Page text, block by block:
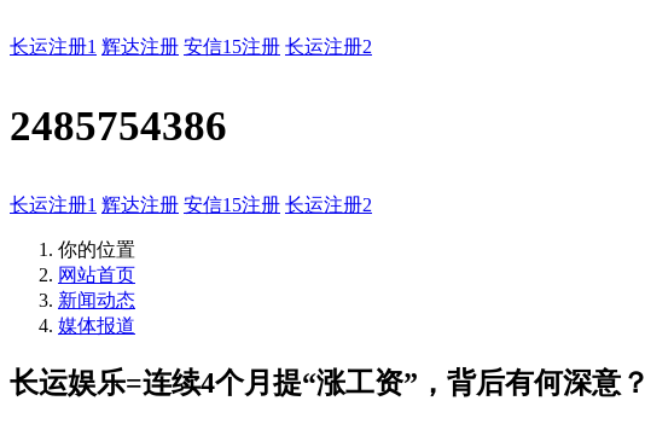
长运注册1 辉达注册 安信15注册 长运注册2
2485754386
长运注册1 辉达注册 安信15注册 长运注册2
你的位置
网站首页
新闻动态
媒体报道
长运娱乐=连续4个月提“涨工资”，背后有何深意？